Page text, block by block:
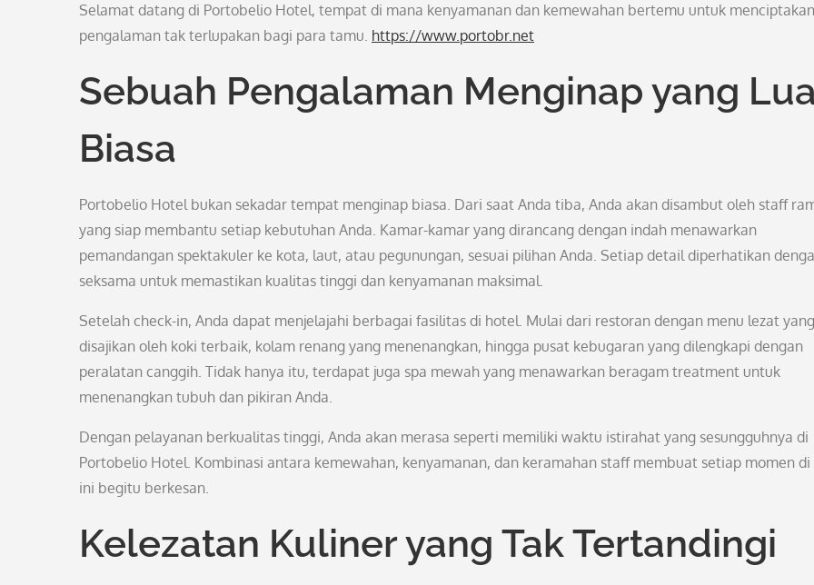
Selamat datang di Portobelio Hotel, tempat di mana kenyamanan dan kemewahan bertemu untuk menciptakan
pengalaman tak terlupakan bagi para tamu. https://www.portobr.net
Sebuah Pengalaman Menginap yang
Biasa
Portobelio Hotel bukan sekadar tempat menginap biasa. Dari saat Anda tiba, Anda akan disambut oleh staff
yang siap membantu setiap kebutuhan Anda. Kamar-kamar yang dirancang dengan indah menawarkan
pemandangan spektakuler ke kota, laut, atau pegunungan, sesuai pilihan Anda. Setiap detail diperhatikan
seksama untuk memastikan kualitas tinggi dan kenyamanan maksimal.
Setelah check-in, Anda dapat menjelajahi berbagai fasilitas di hotel. Mulai dari restoran dengan menu lezat yang
disajikan oleh koki terbaik, kolam renang yang menenangkan, hingga pusat kebugaran yang dilengkapi dengan
peralatan canggih. Tidak hanya itu, terdapat juga spa mewah yang menawarkan beragam treatment untuk
menenangkan tubuh dan pikiran Anda.
Dengan pelayanan berkualitas tinggi, Anda akan merasa seperti memiliki waktu istirahat yang sesungguhnya di
Portobelio Hotel. Kombinasi antara kemewahan, kenyamanan, dan keramahan staff membuat setiap momen
ini begitu berkesan.
Kelezatan Kuliner yang Tak Tertandingi